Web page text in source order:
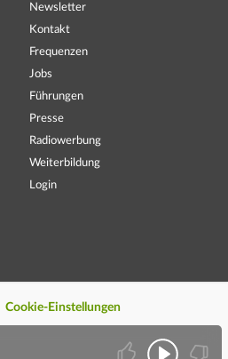
Newsletter
Kontakt
Frequenzen
Jobs
Führungen
Presse
Radiowerbung
Weiterbildung
Login
Cookie-Einstellungen